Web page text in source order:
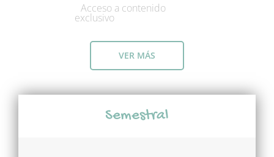
Acceso a contenido
exclusivo
VER MÁS
Semestral